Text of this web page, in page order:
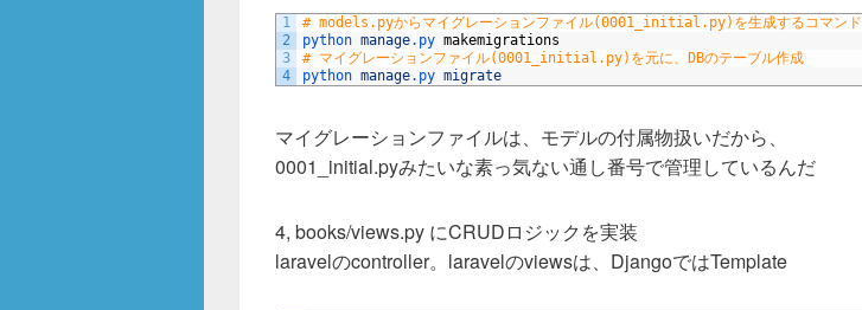
1
2
3
4
# models.pyからマイグレーションファイル(0001_initial.py)を生成するコマンド
python manage.py makemigrations
# マイグレーションファイル(0001_initial.py)を元に、DBのテーブル作成
python manage.py migrate
マイグレーションファイルは、モデルの付属物扱いだから、
0001_initial.pyみたいな素っ気ない通し番号で管理しているんだ
4, books/views.py にCRUDロジックを実装
laravelのcontroller。laravelのviewsは、DjangoではTemplate